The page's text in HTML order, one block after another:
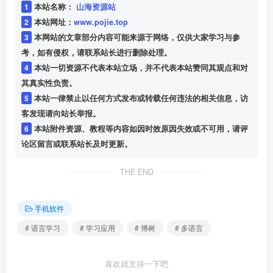
1 本站名称： 山海资源站
2 本站网址： www.pojie.top
3 本网站的文章部分内容可能来源于网络，仅供大家学习与参
考，如有侵权，请联系站长进行删除处理。
4 本站一切资源不代表本站立场，并不代表本站赞同其观点和对
其真实性负责。
5 本站一律禁止以任何方式发布或转载任何违法的相关信息，访
客发现请向站长举报。
6 本站附件资源、教程等内容如因时效原因失效或不可用，请评
论区留言或联系站长及时更新。
THE END
手机软件
# 语言学习
# 学习应用 # 博树 # 多语言
喜欢就支持一下吧